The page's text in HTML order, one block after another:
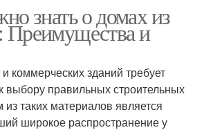
знать о домах из
Преимущества и
коммерческих зданий требует
выбору правильных строительных
таких материалов является
широкое распространение у